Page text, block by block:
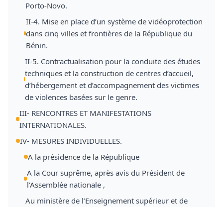
Porto-Novo.
II-4. Mise en place d’un système de vidéoprotection
dans cinq villes et frontières de la République du
Bénin.
II-5. Contractualisation pour la conduite des études
techniques et la construction de centres d’accueil,
d’hébergement et d’accompagnement des victimes
de violences basées sur le genre.
III- RENCONTRES ET MANIFESTATIONS
INTERNATIONALES.
IV- MESURES INDIVIDUELLES.
A la présidence de la République
A la Cour suprême, après avis du Président de
l’Assemblée nationale ,
Au ministère de l’Enseignement supérieur et de